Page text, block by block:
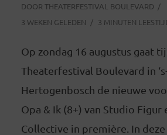
DOOR THEATERFESTIVAL BOULEVARD
3 WEKEN GELEDEN
3 MINUTEN
Op zondag 16 augustus gaat
Theaterfestival Boulevard in
Hertogenbosch de nieuwe
Opa & Ik (8+) van Studio Figur
Collective in première. In deze